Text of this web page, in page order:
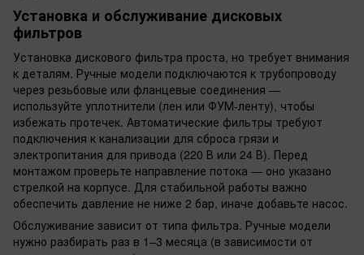
Установка и обслуживание дисковых
фильтров
Установка дискового фильтра проста, но требует внимания
к деталям. Ручные модели подключаются к трубопроводу
через резьбовые или фланцевые соединения —
используйте уплотнители (лен или ФУМ-ленту), чтобы
избежать протечек. Автоматические фильтры требуют
подключения к канализации для сброса грязи и
электропитания для привода (220 В или 24 В). Перед
монтажом проверьте направление потока — оно указано
стрелкой на корпусе. Для стабильной работы важно
обеспечить давление не ниже 2 бар, иначе добавьте насос.
Обслуживание зависит от типа фильтра. Ручные модели
нужно разбирать раз в 1–3 месяца (в зависимости от